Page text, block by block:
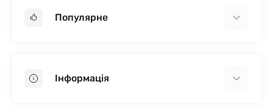
Популярне
Пінопласт
Інформація